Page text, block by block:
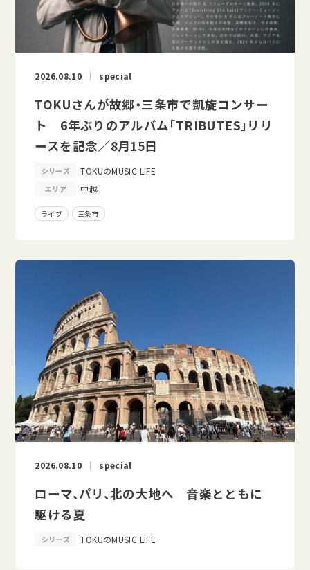
2026.08.10 special
TOKUさんが故郷・三条市で凱旋コンサー
ト 6年ぶりのアルバム「TRIBUTES」リリ
ースを記念／8月15日
シリーズ TOKUのMUSIC LIFE
エリア 中越
ライブ 三条市
2026.08.10 special
ローマ、パリ、北の大地へ 音楽とともに
駆ける夏
シリーズ TOKUのMUSIC LIFE